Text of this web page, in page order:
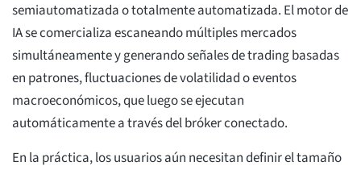
semiautomatizada o totalmente automatizada. El motor de
IA se comercializa escaneando múltiples mercados
simultáneamente y generando señales de trading basadas
en patrones, fluctuaciones de volatilidad o eventos
macroeconómicos, que luego se ejecutan
automáticamente a través del bróker conectado.
En la práctica, los usuarios aún necesitan definir el tamaño